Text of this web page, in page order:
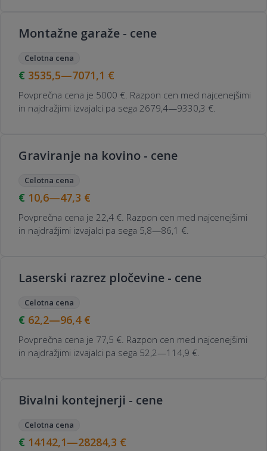
Montažne garaže - cene
Celotna cena
3535,5—7071,1 €
Povprečna cena je 5000 €. Razpon cen med najcenejšimi
in najdražjimi izvajalci pa sega 2679,4—9330,3 €.
Graviranje na kovino - cene
Celotna cena
10,6—47,3 €
Povprečna cena je 22,4 €. Razpon cen med najcenejšimi
in najdražjimi izvajalci pa sega 5,8—86,1 €.
Laserski razrez pločevine - cene
Celotna cena
62,2—96,4 €
Povprečna cena je 77,5 €. Razpon cen med najcenejšimi
in najdražjimi izvajalci pa sega 52,2—114,9 €.
Bivalni kontejnerji - cene
Celotna cena
14142,1—28284,3 €